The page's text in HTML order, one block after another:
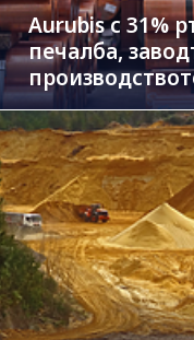
Aurubis с 31%
печалба,